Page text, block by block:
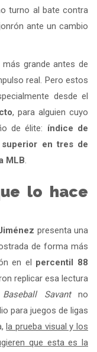
turno al bate contra
ante un cambio
grande antes de
real. Pero estos
desde el
, para alguien cuyo
de élite: índice de
en tres de
MLB.
lo hace
presenta una
de forma más
en el percentil 88
replicar esa lectura
Baseball Savantno
para juegos de ligas
la prueba visual y los
que esta es la